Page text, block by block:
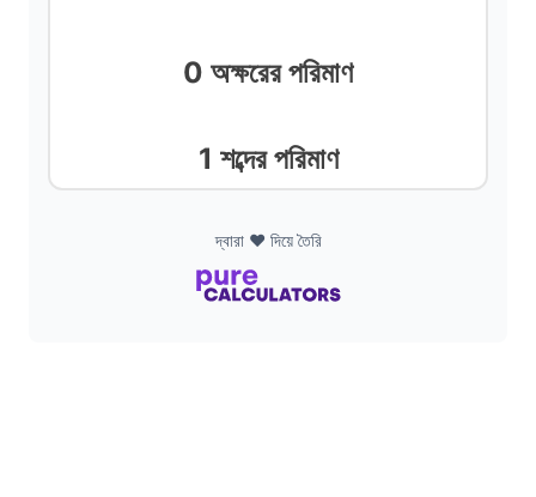
0 অক্ষরের পরিমাণ
1 শব্দের পরিমাণ
দ্বারা ❤️ দিয়ে তৈরি